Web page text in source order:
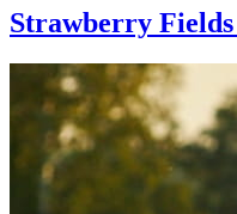
Strawberry